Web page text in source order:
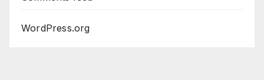
WordPress.org